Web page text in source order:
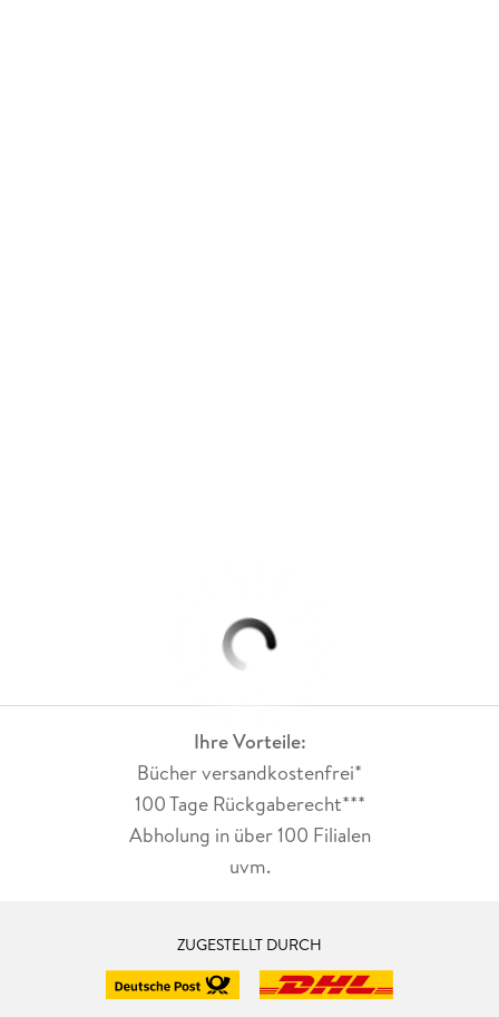
Ihre Vorteile:
Bücher versandkostenfrei*
100 Tage Rückgaberecht***
Abholung in über 100 Filialen
uvm.
ZUGESTELLT DURCH